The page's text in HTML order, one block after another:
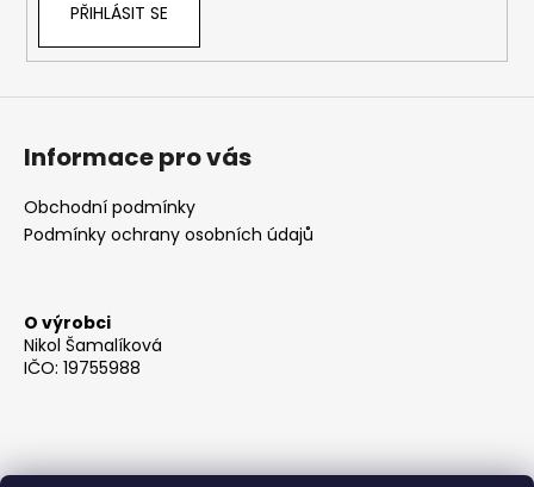
PŘIHLÁSIT SE
Informace pro vás
Obchodní podmínky
Podmínky ochrany osobních údajů
O výrobci
Nikol Šamalíková
IČO: 19755988